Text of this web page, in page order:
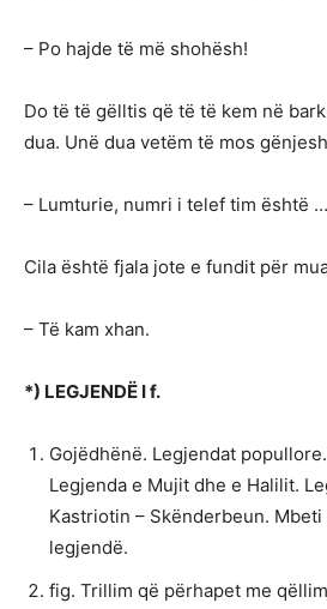
– Po hajde të më shohësh!
Do të të gëlltis që të të kem në
dua. Unë dua vetëm të mos
– Lumturie, numri i telef tim është …
Cila është fjala jote e fundit për
– Të kam xhan.
*) LEGJENDË I f.
Gojëdhënë. Legjendat
Legjenda e Mujit dhe e Halilit.
Kastriotin – Skënderbeun.
legjendë.
fig. Trillim që përhapet me